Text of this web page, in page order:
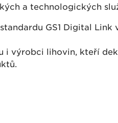
a technologických
GS1 Digital
i výrobci lihovin, kteří